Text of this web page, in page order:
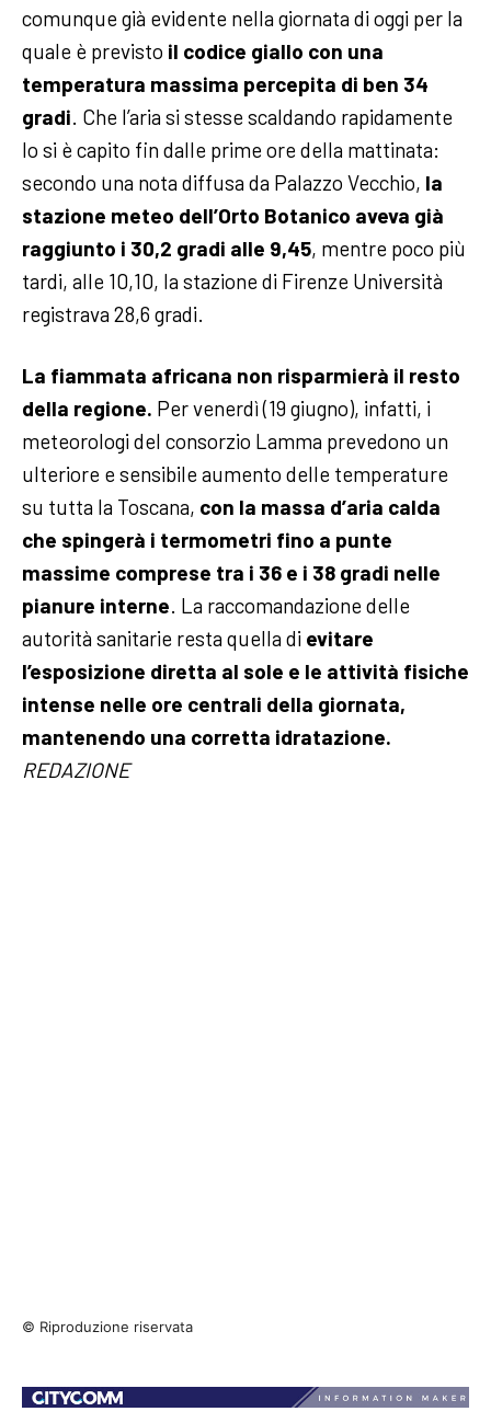
comunque già evidente nella giornata di oggi per la
quale è previsto il codice giallo con una
temperatura massima percepita di ben 34
gradi. Che l’aria si stesse scaldando rapidamente
lo si è capito fin dalle prime ore della mattinata:
secondo una nota diffusa da Palazzo Vecchio, la
stazione meteo dell’Orto Botanico aveva già
raggiunto i 30,2 gradi alle 9,45, mentre poco più
tardi, alle 10,10, la stazione di Firenze Università
registrava 28,6 gradi.
La fiammata africana non risparmierà il resto
della regione. Per venerdì (19 giugno), infatti, i
meteorologi del consorzio Lamma prevedono un
ulteriore e sensibile aumento delle temperature
su tutta la Toscana, con la massa d’aria calda
che spingerà i termometri fino a punte
massime comprese tra i 36 e i 38 gradi nelle
pianure interne. La raccomandazione delle
autorità sanitarie resta quella di evitare
l’esposizione diretta al sole e le attività fisiche
intense nelle ore centrali della giornata,
mantenendo una corretta idratazione.
REDAZIONE
© Riproduzione riservata